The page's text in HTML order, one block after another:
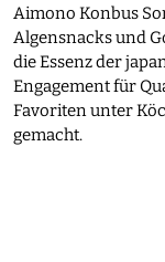
Aimono Konbus
Algensnacks und
die Essenz der
Engagement für
Favoriten unter
gemacht.